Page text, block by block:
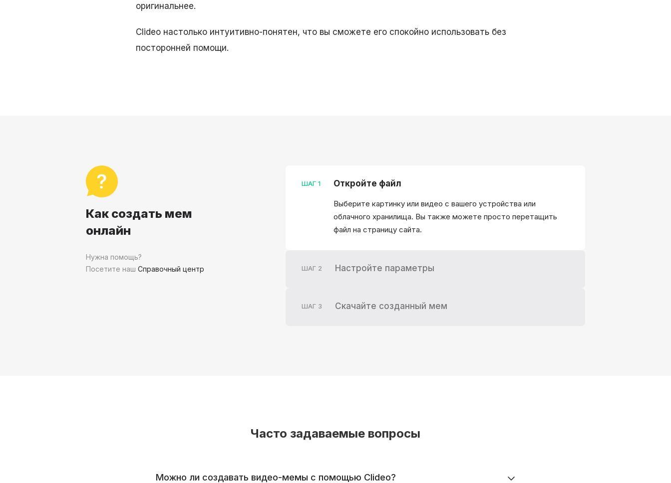
оригинальнее.
Clideo настолько интуитивно-понятен, что вы сможете его спокойно использовать без
посторонней помощи.
Как создать мем
онлайн
Нужна помощь?
Посетите наш Справочный центр
ШАГ 1 Откройте файл
Выберите картинку или видео с вашего устройства или
облачного хранилища. Вы также можете просто перетащить
файл на страницу сайта.
ШАГ 2 Настройте параметры
ШАГ 3 Скачайте созданный мем
Часто задаваемые вопросы
Можно ли создавать видео-мемы с помощью Clideo?